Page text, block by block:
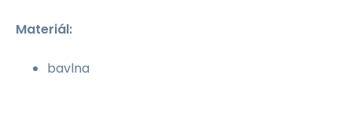
Materiál:
bavlna